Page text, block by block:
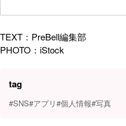
TEXT：PreBell編集部
PHOTO：iStock
tag
#SNS#アプリ#個人情報#写真